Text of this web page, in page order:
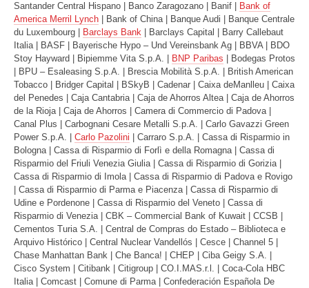
Santander Central Hispano | Banco Zaragozano | Banif |
Bank of
America Merril Lynch | Bank of China | Banque Audi | Banque Centrale
du Luxembourg |
Barclays Bank | Barclays Capital | Barry Callebaut
Italia | BASF | Bayerische Hypo – Und Vereinsbank Ag | BBVA | BDO
Stoy Hayward | Bipiemme Vita S.p.A. |
BNP Paribas | Bodegas Protos
| BPU – Esaleasing S.p.A. | Brescia Mobilità S.p.A. | British American
Tobacco | Bridger Capital | BSkyB | Cadenar | Caixa deManlleu | Caixa
del Penedes | Caja Cantabria | Caja de Ahorros Altea | Caja de Ahorros
de la Rioja | Caja de Ahorros | Camera di Commercio di Padova |
Canal Plus | Carbognani Cesare Metalli S.p.A. | Carlo Gavazzi Green
Power S.p.A. | Сarlo Pazolini | Carraro S.p.A. | Cassa di Risparmio in
Bologna | Cassa di Risparmio di Forlì e della Romagna | Cassa di
Risparmio del Friuli Venezia Giulia | Cassa di Risparmio di Gorizia |
Cassa di Risparmio di Imola | Cassa di Risparmio di Padova e Rovigo
| Cassa di Risparmio di Parma e Piacenza | Cassa di Risparmio di
Udine e Pordenone | Cassa di Risparmio del Veneto | Cassa di
Risparmio di Venezia | CBK – Commercial Bank of Kuwait | CCSB |
Cementos Turia S.A. | Central de Compras do Estado – Biblioteca e
Arquivo Histórico | Central Nuclear Vandellós | Cesce | Channel 5 |
Chase Manhattan Bank | Che Banca! | CHEP | Ciba Geigy S.A. |
Cisco System | Citibank | Citigroup | CO.I.MAS.r.l. | Coca-Cola HBC
Italia | Comcast | Comune di Parma | Confederación Española De